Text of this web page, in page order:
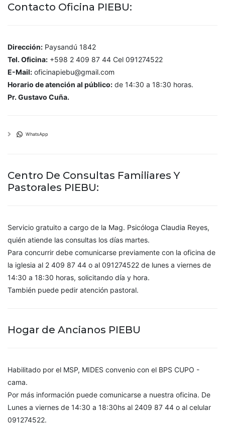
Contacto Oficina PIEBU:
Dirección: Paysandú 1842
Tel. Oficina: +598 2 409 87 44 Cel 091274522
E-Mail: oficinapiebu@gmail.com
Horario de atención al público: de 14:30 a 18:30 horas.
Pr. Gustavo Cuña.
WhatsApp
Centro De Consultas Familiares Y
Pastorales PIEBU:
Servicio gratuito a cargo de la Mag. Psicóloga Claudia Reyes,
quién atiende las consultas los días martes.
Para concurrir debe comunicarse previamente con la oficina de
la iglesia al 2 409 87 44 o al 091274522 de lunes a viernes de
14:30 a 18:30 horas, solicitando día y hora.
También puede pedir atención pastoral.
Hogar de Ancianos PIEBU
Habilitado por el MSP, MIDES convenio con el BPS CUPO -
cama.
Por más información puede comunicarse a nuestra oficina. De
Lunes a viernes de 14:30 a 18:30hs al 2409 87 44 o al celular
091274522.